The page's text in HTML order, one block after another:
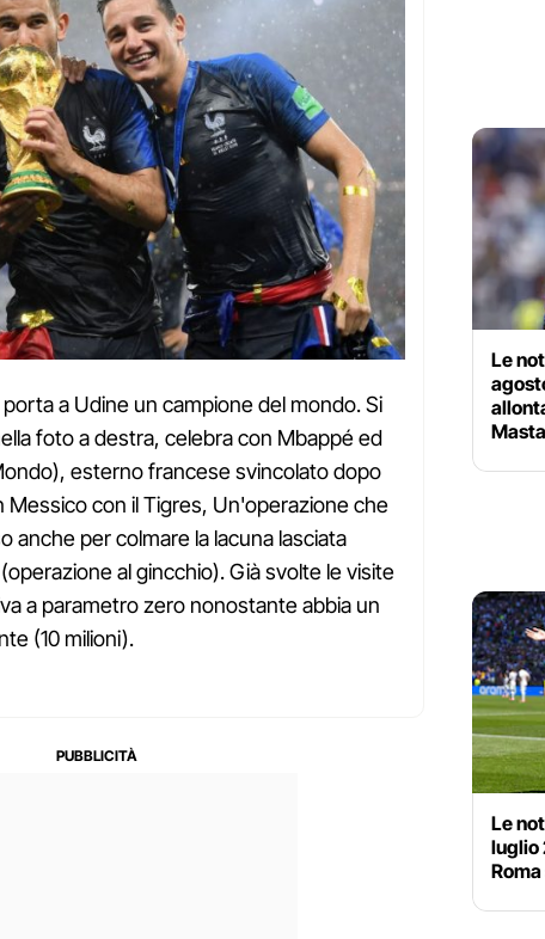
a Udine un campione del mondo. Si
foto a destra, celebra con Mbappé ed
esterno francese svincolato dopo
Messico con il Tigres, Un'operazione che
anche per colmare la lacuna lasciata
al gincchio). Già svolte le visite
a parametro zero nonostante abbia un
(10 milioni).
Le
Le
luglio